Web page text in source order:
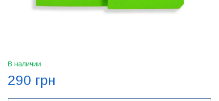
В наличии
290 грн